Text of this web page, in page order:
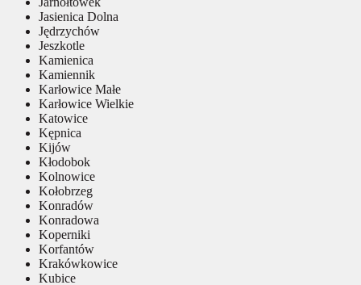
Jasienica Dolna
Jędrzychów
Jeszkotle
Kamienica
Kamiennik
Karłowice Małe
Karłowice Wielkie
Katowice
Kępnica
Kijów
Kłodobok
Kolnowice
Kołobrzeg
Konradów
Konradowa
Koperniki
Korfantów
Krakówkowice
Kubice